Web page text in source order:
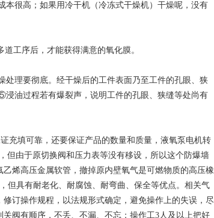
本很高；如果用冷干机（冷冻式干燥机）干燥呢，没有
工序后，才能获得满意的氧化膜。
理要彻底。经干燥后的工件表面乃至工件的孔眼、狭
油过程若有爆裂声，说明工件的孔眼、狭缝等处尚有
充填可靠，还要保证产品的数量和质量，液氧泵电机转
但由于原切换阀和压力表等没有移设，所以这个防爆墙
烯高压金属软管，撤掉原内壁氧气是可燃物质的高压橡
但具有耐老化、耐腐蚀、耐弯曲、保全等优点。相关气
订操作规程，以法规形式确定，避免操作上的失误，尽
阀有顺序，不丢、不漏、不忘；操作工3人及以上把好